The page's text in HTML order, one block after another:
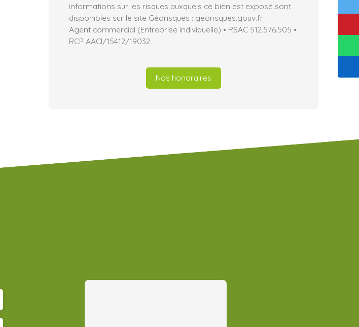
informations sur les risques auxquels ce bien est exposé sont
disponibles sur le site Géorisques : georisques.gouv.fr.
Agent commercial (Entreprise individuelle) • RSAC 512.576.505 •
RCP AACI/15412/19032
Nos honoraires